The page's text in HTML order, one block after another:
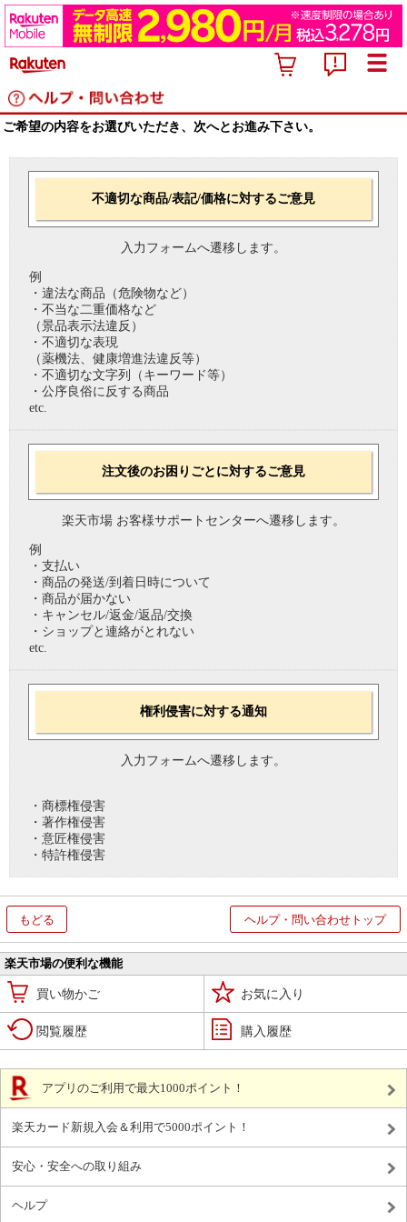
ご希望の内容をお選びいただき、次へとお進み下さい。
不適切な商品/表記/価格に対するご意見
入力フォームへ遷移します。
例
・違法な商品（危険物など）
・不当な二重価格など
（景品表示法違反）
・不適切な表現
（薬機法、健康増進法違反等）
・不適切な文字列（キーワード等）
・公序良俗に反する商品
etc.
注文後のお困りごとに対するご意見
楽天市場 お客様サポートセンターへ遷移します。
例
・支払い
・商品の発送/到着日時について
・商品が届かない
・キャンセル/返金/返品/交換
・ショップと連絡がとれない
etc.
権利侵害に対する通知
入力フォームへ遷移します。
・商標権侵害
・著作権侵害
・意匠権侵害
・特許権侵害
もどる ヘルプ・問い合わせトップ
楽天市場の便利な機能
買い物かご お気に入り
閲覧履歴 購入履歴
アプリのご利用で最大1000ポイント！
楽天カード新規入会＆利用で5000ポイント！
安心・安全への取り組み
ヘルプ